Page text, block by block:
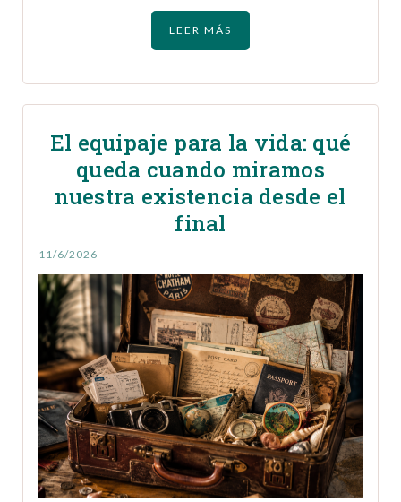
LEER MÁS
El equipaje para la vida: qué
queda cuando miramos
nuestra existencia desde el
final
11/6/2026